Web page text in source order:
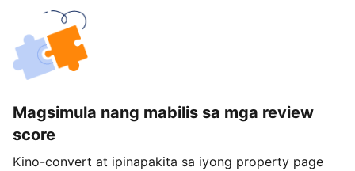
Magsimula nang mabilis sa mga review
score
Kino-convert at ipinapakita sa iyong property page